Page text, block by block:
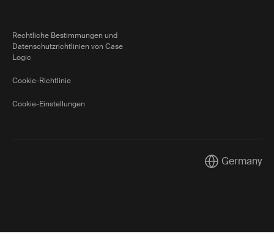
Rechtliche Bestimmungen und
Datenschutzrichtlinien von Case
Logic
Cookie-Richtlinie
Cookie-Einstellungen
CurrentGermany